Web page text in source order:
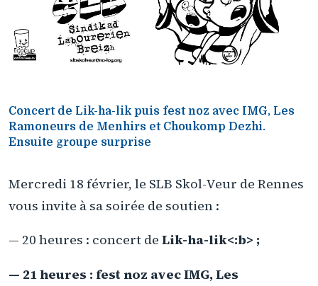
Concert de Lik-ha-lik puis fest noz avec IMG, Les
Ramoneurs de Menhirs et Choukomp Dezhi.
Ensuite groupe surprise
Mercredi 18 février, le SLB Skol-Veur de Rennes
vous invite à sa soirée de soutien :
— 20 heures : concert de Lik-ha-lik<:b> ;
— 21 heures : fest noz avecIMG, Les